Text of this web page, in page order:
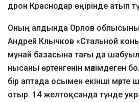
дрон Краснодар өңірінде атып
Оның алдында Орлов
Андрей Клычков «Стальной
мұнай базасына тағы да
нысаны өртенгенін мәлімдеген
бір аптада осымен екінші
отыр. 14 желтоқсанда түнде